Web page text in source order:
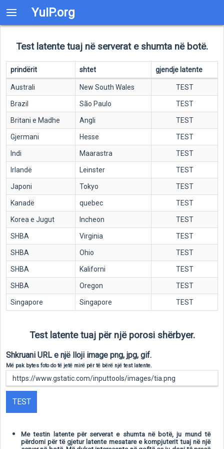
YuIP.org
Test latente tuaj në serverat e shumta në botë.
prindërit shtet gjendje latente
Australi New South Wales TEST
Brazil São Paulo TEST
Britani e Madhe Angli TEST
Gjermani Hesse TEST
Indi Maarastra TEST
Irlandë Leinster TEST
Japoni Tokyo TEST
Kanadë quebec TEST
Korea e Jugut Incheon TEST
SHBA Virginia TEST
SHBA Ohio TEST
SHBA Kaliforni TEST
SHBA Oregon TEST
Singapore Singapore TEST
Test latente tuaj për një porosi shërbyer.
Shkruani URL e një lloji image png, jpg, gif.
Më pak bytes foto do të jetë mirë për të bërë një test latente.
TEST
Me testin latente për serverat e shumta në botë, ju mund të
përdorni për të gjetur latente mesatare e kompjuterit tuaj në një